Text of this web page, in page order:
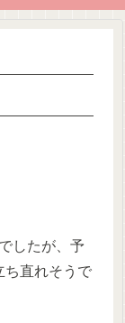
したが、予
ち直れそうで